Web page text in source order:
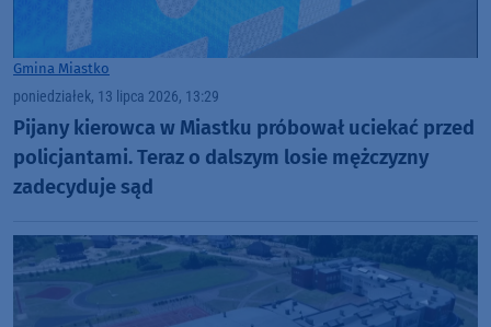
Gmina Miastko
poniedziałek, 13 lipca 2026, 13:29
Pijany kierowca w Miastku próbował uciekać przed
policjantami. Teraz o dalszym losie mężczyzny
zadecyduje sąd